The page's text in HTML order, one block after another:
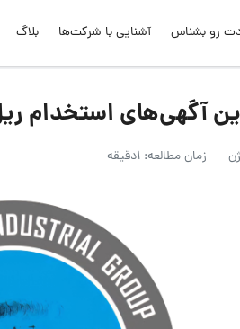
رو بشناس آشنایی با شرکت‌ها بلاگ
استخدام ریل پرداز
زمان مطالعه: 1دقیقه